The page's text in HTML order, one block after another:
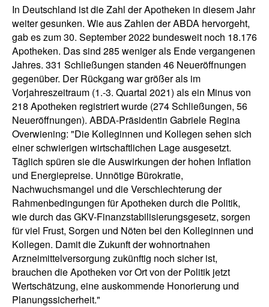
zur
Suche
In Deutschland ist die Zahl der Apotheken in diesem Jahr
weiter gesunken. Wie aus Zahlen der ABDA hervorgeht,
gab es zum 30. September 2022 bundesweit noch 18.176
Apotheken. Das sind 285 weniger als Ende vergangenen
Jahres. 331 Schließungen standen 46 Neueröffnungen
gegenüber. Der Rückgang war größer als im
Vorjahreszeitraum (1.-3. Quartal 2021) als ein Minus von
218 Apotheken registriert wurde (274 Schließungen, 56
Neueröffnungen). ABDA-Präsidentin Gabriele Regina
Overwiening: "Die Kolleginnen und Kollegen sehen sich
einer schwierigen wirtschaftlichen Lage ausgesetzt.
Täglich spüren sie die Auswirkungen der hohen Inflation
und Energiepreise. Unnötige Bürokratie,
Nachwuchsmangel und die Verschlechterung der
Rahmenbedingungen für Apotheken durch die Politik,
wie durch das GKV-Finanzstabilisierungsgesetz, sorgen
für viel Frust, Sorgen und Nöten bei den Kolleginnen und
Kollegen. Damit die Zukunft der wohnortnahen
Arzneimittelversorgung zukünftig noch sicher ist,
brauchen die Apotheken vor Ort von der Politik jetzt
Wertschätzung, eine auskommende Honorierung und
Planungssicherheit."